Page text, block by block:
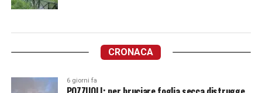
CRONACA
6 giorni fa